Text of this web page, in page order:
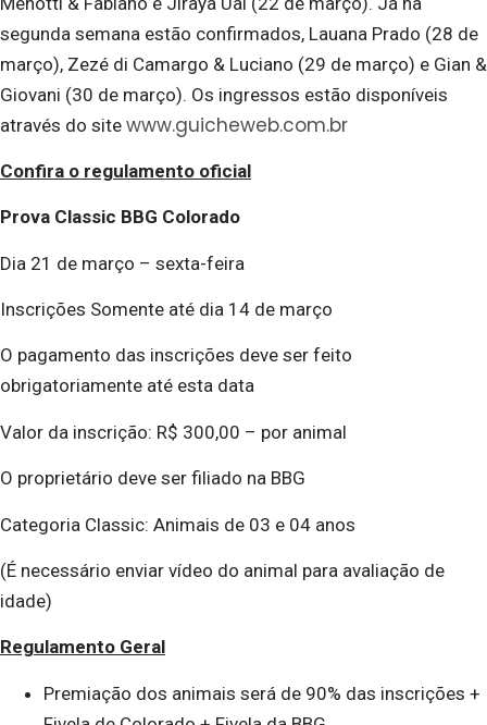
segunda semana estão confirmados, Lauana Prado (28 de
março), Zezé di Camargo & Luciano (29 de março) e Gian &
Giovani (30 de março). Os ingressos estão disponíveis
através do site www.guicheweb.com.br
Confira o regulamento oficial
Prova Classic BBG Colorado
Dia 21 de março – sexta-feira
Inscrições Somente até dia 14 de março
O pagamento das inscrições deve ser feito
obrigatoriamente até esta data
Valor da inscrição: R$ 300,00 – por animal
O proprietário deve ser filiado na BBG
Categoria Classic: Animais de 03 e 04 anos
(É necessário enviar vídeo do animal para avaliação de
idade)
Regulamento Geral
Premiação dos animais será de 90% das inscrições +